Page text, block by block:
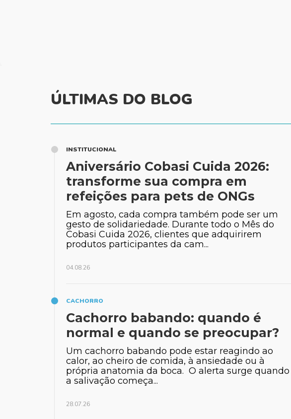
ÚLTIMAS DO BLOG
INSTITUCIONAL
Aniversário Cobasi Cuida 2026:
transforme sua compra em
refeições para pets de ONGs
Em agosto, cada compra também pode ser um
gesto de solidariedade. Durante todo o Mês do
Cobasi Cuida 2026, clientes que adquirirem
produtos participantes da cam...
04.08.26
CACHORRO
Cachorro babando: quando é
normal e quando se preocupar?
Um cachorro babando pode estar reagindo ao
calor, ao cheiro de comida, à ansiedade ou à
própria anatomia da boca. O alerta surge quando
a salivação começa...
28.07.26